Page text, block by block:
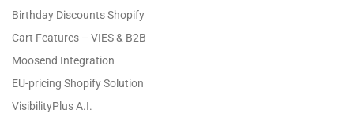
Birthday Discounts Shopify
Cart Features – VIES & B2B
Moosend Integration
EU-pricing Shopify Solution
VisibilityPlus A.I.